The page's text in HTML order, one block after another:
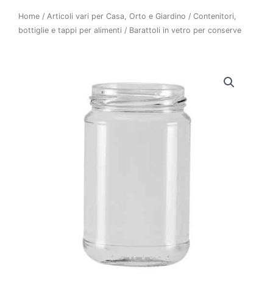
Home / Articoli vari per Casa, Orto e Giardino / Contenitori,
bottiglie e tappi per alimenti / Barattoli in vetro per conserve